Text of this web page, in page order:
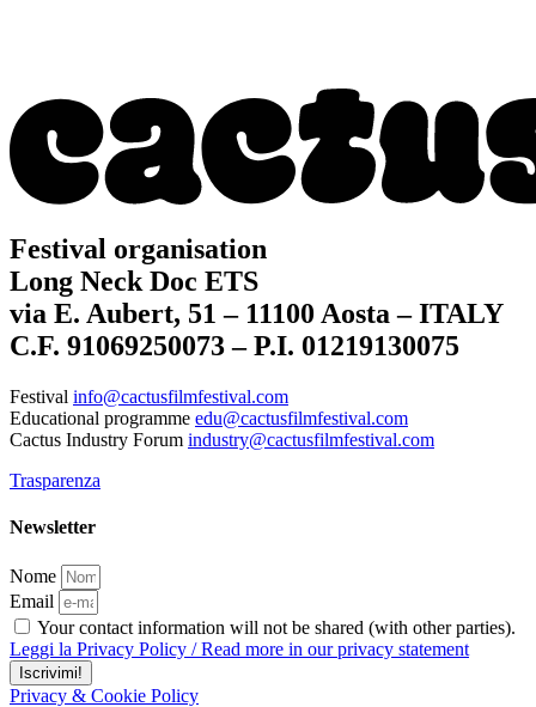
Festival organisation
Long Neck Doc ETS
via E. Aubert, 51 – 11100 Aosta – ITALY
C.F. 91069250073 – P.I. 01219130075
Festival info@cactusfilmfestival.com
Educational programme edu@cactusfilmfestival.com
Cactus Industry Forum industry@cactusfilmfestival.com
Trasparenza
Newsletter
Nome
Email
Your contact information will not be shared (with other parties).
Leggi la Privacy Policy / Read more in our privacy statement
Iscrivimi!
Privacy & Cookie Policy